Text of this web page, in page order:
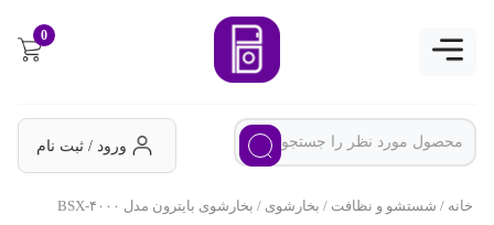
0
ورود / ثبت نام
خانه/ شستشو و نظافت/ بخارشوی/ بخارشوی بایترون مدل BSX-۴۰۰۰